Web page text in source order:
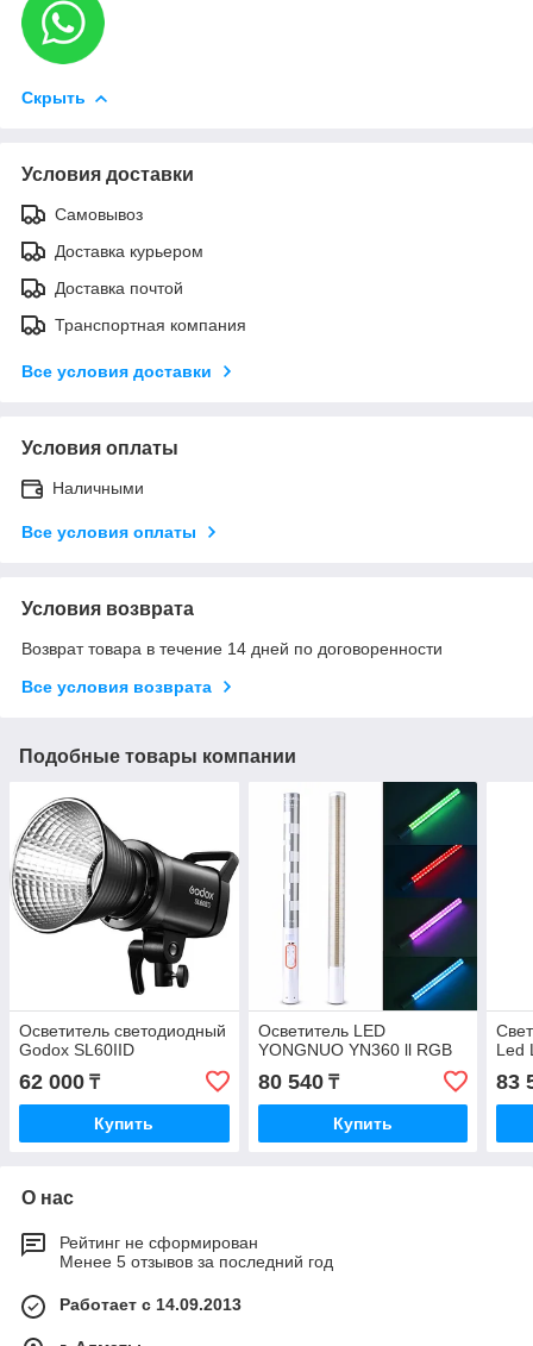
Скрыть
Условия доставки
Самовывоз
Доставка курьером
Доставка почтой
Транспортная компания
Все условия доставки
Условия оплаты
Наличными
Все условия оплаты
Условия возврата
Возврат товара в течение 14 дней по договоренности
Все условия возврата
Подобные товары компании
Осветитель светодиодный
Godox SL60IID
62 000 ₸
Купить
Осветитель LED
YONGNUO YN360 ll RGB
80 540₸
Купить
Led
83
О нас
Рейтинг не сформирован
Менее 5 отзывов за последний год
Работает с 14.09.2013